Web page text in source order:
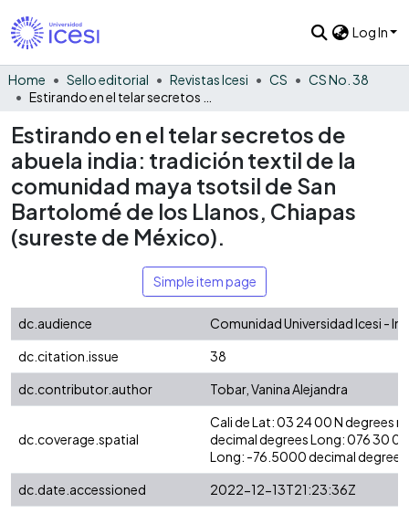
Log In
Home Sello editorial Revistas Icesi CS
CS No. 38
Estirando en el telar secretos de
abuela india: tradición textil de la
comunidad maya tsotsil de San
Bartolomé de los Llanos, Chiapas
(sureste de México).
Simple item page
dc.audience
Comunidad Universidad Icesi -
dc.citation.issue
38
dc.contributor.author
Tobar, Vanina Alejandra
dc.coverage.spatial
Cali de Lat: 03 24 00 N degrees
decimal degrees Long: 076 30
Long: -76.5000 decimal degrees
dc.date.accessioned
2022-12-13T21:23:36Z